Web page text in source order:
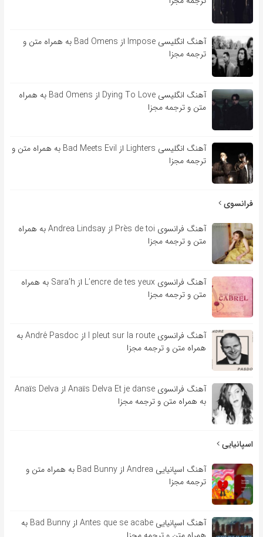
آهنگ انگلیسی Impose از Bad Omens به همراه متن و
ترجمه مجزا
آهنگ انگلیسی Dying To Love از Bad Omens به همراه
متن و ترجمه مجزا
آهنگ انگلیسی Lighters از Bad Meets Evil به همراه متن و
ترجمه مجزا
فرانسوی
آهنگ فرانسوی Près de toi از Andrea Lindsay به همراه
متن و ترجمه مجزا
آهنگ فرانسوی L’encre de tes yeux از Sara’h به همراه
متن و ترجمه مجزا
آهنگ فرانسوی l pleut sur la route از André Pasdoc به
همراه متن و ترجمه مجزا
آهنگ فرانسوی Anaïs Delva Et je danse از Anaïs Delva
به همراه متن و ترجمه مجزا
اسپانیایی
آهنگ اسپانیایی Andrea از Bad Bunny به همراه متن و
ترجمه مجزا
آهنگ اسپانیایی Antes que se acabe از Bad Bunny به